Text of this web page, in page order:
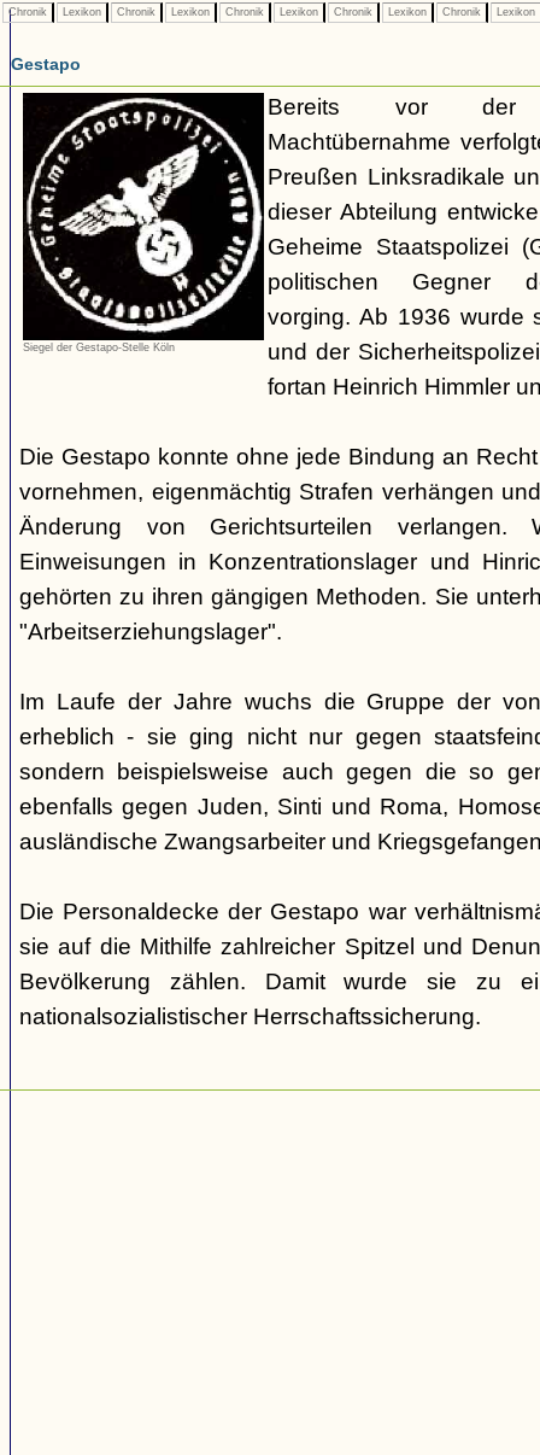
Chronik Lexikon Chronik Lexikon Chronik Lexikon Chronik Lexikon Chronik Lexikon
Gestapo
Siegel der Gestapo-Stelle Köln
Bereits vor der
Machtübernahme
Preußen Linksradikale
dieser Abteilung
Geheime Staatspolizei
politischen Gegner
vorging. Ab 1936 wurde
und der
fortan Heinrich Himmler
Die Gestapo konnte ohne jede Bindung an
vornehmen, eigenmächtig Strafen verhängen
Änderung von Gerichtsurteilen verlangen.
Einweisungen in Konzentrationslager und
gehörten zu ihren gängigen Methoden. Sie
"Arbeitserziehungslager".
Im Laufe der Jahre wuchs die Gruppe der
erheblich - sie ging nicht nur gegen
sondern beispielsweise auch gegen die so
ebenfalls gegen Juden, Sinti und Roma,
ausländische Zwangsarbeiter und
Die Personaldecke der Gestapo war
sie auf die Mithilfe zahlreicher Spitzel und
Bevölkerung zählen. Damit wurde sie zu
nationalsozialistischer Herrschaftssicherung.